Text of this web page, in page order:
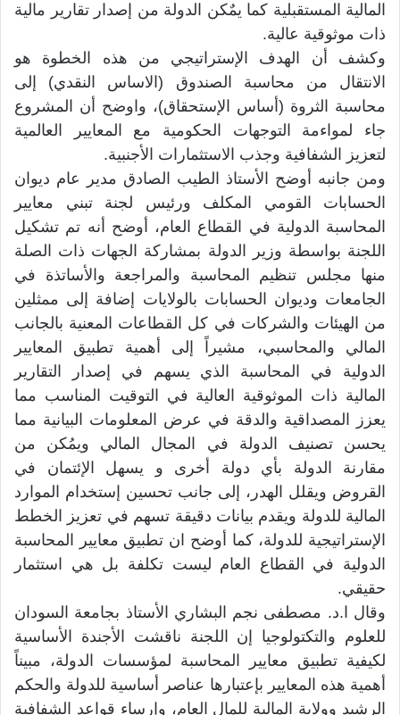
المالية المستقبلية كما يمٌكن الدولة من إصدار تقارير مالية
ذات موثوقية عالية.
وكشف أن الهدف الإستراتيجي من هذه الخطوة هو
الانتقال من محاسبة الصندوق (الاساس النقدي) إلى
محاسبة الثروة (أساس الإستحقاق)، واوضح أن المشروع
جاء لمواءمة التوجهات الحكومية مع المعايير العالمية
لتعزيز الشفافية وجذب الاستثمارات الأجنبية.
ومن جانبه أوضح الأستاذ الطيب الصادق مدير عام ديوان
الحسابات القومي المكلف ورئيس لجنة تبني معايير
المحاسبة الدولية في القطاع العام، أوضح أنه تم تشكيل
اللجنة بواسطة وزير الدولة بمشاركة الجهات ذات الصلة
منها مجلس تنظيم المحاسبة والمراجعة والأساتذة في
الجامعات وديوان الحسابات بالولايات إضافة إلى ممثلين
من الهيئات والشركات في كل القطاعات المعنية بالجانب
المالي والمحاسبي، مشيراً إلى أهمية تطبيق المعايير
الدولية في المحاسبة الذي يسهم في إصدار التقارير
المالية ذات الموثوقية العالية في التوقيت المناسب مما
يعزز المصداقية والدقة في عرض المعلومات البيانية مما
يحسن تصنيف الدولة في المجال المالي ويمُكن من
مقارنة الدولة بأي دولة أخرى و يسهل الإئتمان في
القروض ويقلل الهدر، إلى جانب تحسين إستخدام الموارد
المالية للدولة ويقدم بيانات دقيقة تسهم في تعزيز الخطط
الإستراتيجية للدولة، كما أوضح ان تطبيق معايير المحاسبة
الدولية في القطاع العام ليست تكلفة بل هي استثمار
حقيقي.
وقال ا.د. مصطفى نجم البشاري الأستاذ بجامعة السودان
للعلوم والتكتولوجيا إن اللجنة ناقشت الأجندة الأساسية
لكيفية تطبيق معايير المحاسبة لمؤسسات الدولة، مبيناً
أهمية هذه المعايير بإعتبارها عناصر أساسية للدولة والحكم
الرشيد وولاية المالية للمال العام، وإرساء قواعد الشفافية